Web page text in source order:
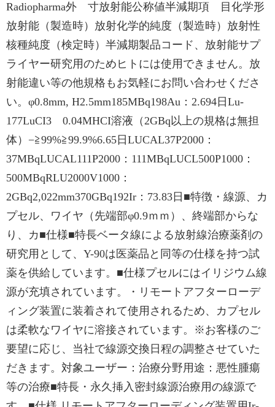
Radiopharma外 寸放射能公称値半減期項 目化学形
放射能（製造時）放射化学的純度（製造時）放射性
核種純度（検定時）半減期製品コード、放射能サプ
ライヤー研究用のためヒトには使用できません。放
射能違い等の他規格もお気軽にお問い合わせくださ
い。φ0.8mm, H2.5mm185MBq198Au：2.694日Lu-
177LuCI3 0.04MHCI溶液（2GBq以上の規格は無担
体）−≧99%≧99.9%6.65日LUCAL37P2000：
37MBqLUCAL111P2000：111MBqLUCL500P1000：
500MBqRLU2000V1000：
2GBq2,022mm370GBq192Ir：73.83日■特徴・線源、カ
プセル、ワイヤ（先端部φ0.9ｍｍ）、終端部からな
り、カ■仕様■特長ベータ線による放射線治療薬剤の
研究用として、Y-90は医薬品と同等の仕様を持つ試
薬を供給しています。■仕様プセルにはイリジウム線
源が充填されています。・リモートアフターローデ
ィング装置に装着されて使用されるため、カプセル
は柔軟なワイヤに溶接されています。※お客様のご
要望に応じ、当社で線源交換日程の調整させていた
だきます。対象ユーザー：治療分野用途：悪性腫瘍
等の治療■特長・永久挿入密封線源治療用の線源で